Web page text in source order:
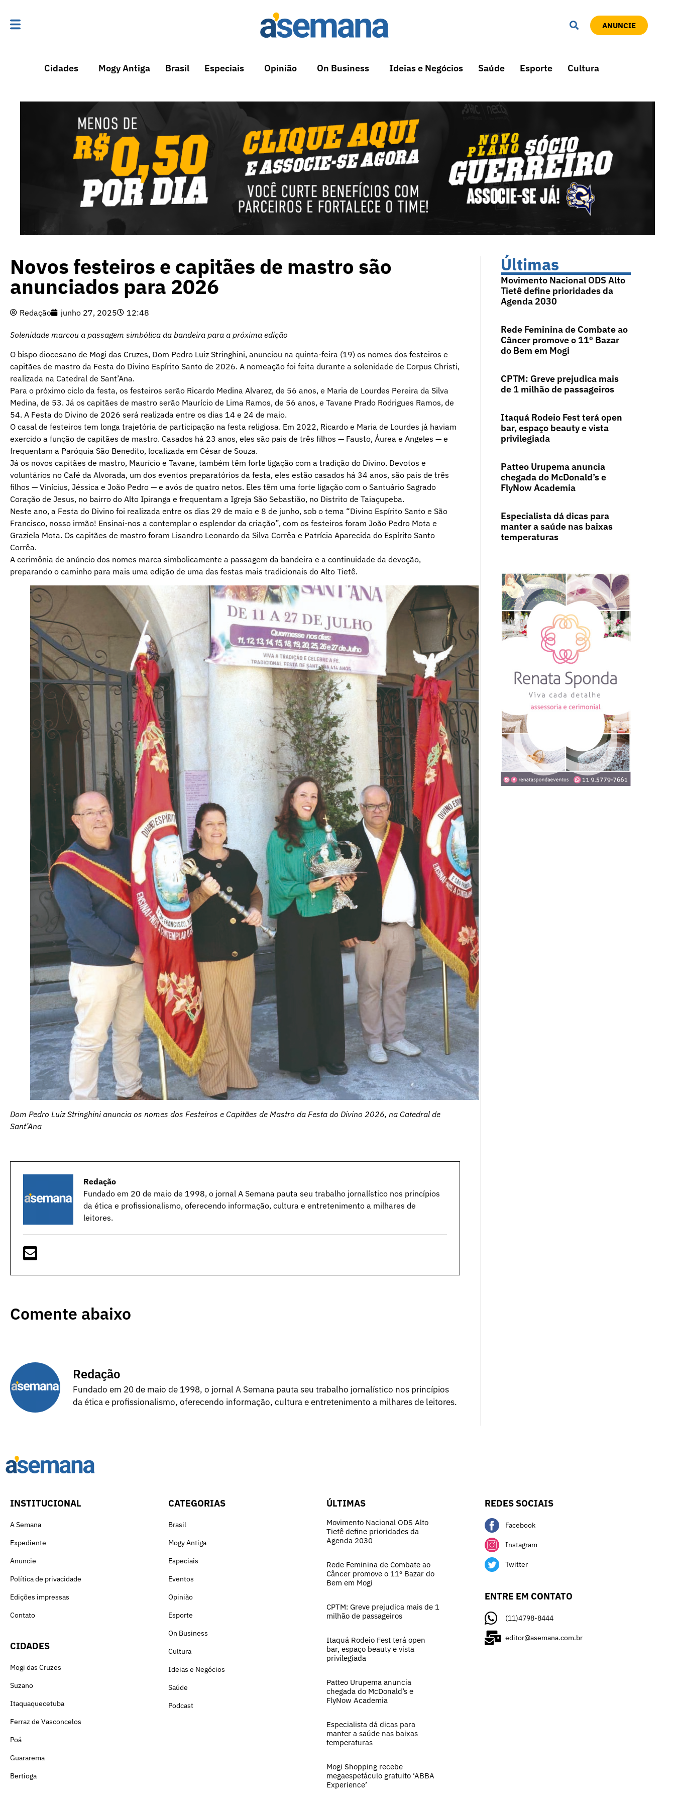
ANUNCIE
Cidades Mogy Antiga Brasil Especiais Opinião On Business Ideias e Negócios Saúde Esporte Cultura
Novos festeiros e capitães de mastro são
anunciados para 2026
Redação junho 27, 2025 12:48
Solenidade marcou a passagem simbólica da bandeira para a próxima edição
O bispo diocesano de Mogi das Cruzes, Dom Pedro Luiz Stringhini, anunciou na quinta-feira (19) os nomes dos festeiros e
capitães de mastro da Festa do Divino Espírito Santo de 2026. A nomeação foi feita durante a solenidade de Corpus Christi,
realizada na Catedral de Sant’Ana.
Para o próximo ciclo da festa, os festeiros serão Ricardo Medina Alvarez, de 56 anos, e Maria de Lourdes Pereira da Silva
Medina, de 53. Já os capitães de mastro serão Maurício de Lima Ramos, de 56 anos, e Tavane Prado Rodrigues Ramos, de
54. A Festa do Divino de 2026 será realizada entre os dias 14 e 24 de maio.
O casal de festeiros tem longa trajetória de participação na festa religiosa. Em 2022, Ricardo e Maria de Lourdes já haviam
exercido a função de capitães de mastro. Casados há 23 anos, eles são pais de três filhos — Fausto, Áurea e Angeles — e
frequentam a Paróquia São Benedito, localizada em César de Souza.
Já os novos capitães de mastro, Maurício e Tavane, também têm forte ligação com a tradição do Divino. Devotos e
voluntários no Café da Alvorada, um dos eventos preparatórios da festa, eles estão casados há 34 anos, são pais de três
filhos — Vinícius, Jéssica e João Pedro — e avós de quatro netos. Eles têm uma forte ligação com o Santuário Sagrado
Coração de Jesus, no bairro do Alto Ipiranga e frequentam a Igreja São Sebastião, no Distrito de Taiaçupeba.
Neste ano, a Festa do Divino foi realizada entre os dias 29 de maio e 8 de junho, sob o tema “Divino Espírito Santo e São
Francisco, nosso irmão! Ensinai-nos a contemplar o esplendor da criação”, com os festeiros foram João Pedro Mota e
Graziela Mota. Os capitães de mastro foram Lisandro Leonardo da Silva Corrêa e Patrícia Aparecida do Espírito Santo
Corrêa.
A cerimônia de anúncio dos nomes marca simbolicamente a passagem da bandeira e a continuidade da devoção,
preparando o caminho para mais uma edição de uma das festas mais tradicionais do Alto Tietê.
Dom Pedro Luiz Stringhini anuncia os nomes dos Festeiros e Capitães de Mastro da Festa do Divino 2026, na Catedral de
Sant’Ana
Redação
Fundado em 20 de maio de 1998, o jornal A Semana pauta seu trabalho jornalístico nos princípios
da ética e profissionalismo, oferecendo informação, cultura e entretenimento a milhares de
leitores.
Comente abaixo
Redação
Fundado em 20 de maio de 1998, o jornal A Semana pauta seu trabalho jornalístico nos princípios
da ética e profissionalismo, oferecendo informação, cultura e entretenimento a milhares de leitores.
Últimas
Movimento Nacional ODS Alto
Tietê define prioridades da
Agenda 2030
Rede Feminina de Combate ao
Câncer promove o 11º Bazar
do Bem em Mogi
CPTM: Greve prejudica mais
de 1 milhão de passageiros
Itaquá Rodeio Fest terá open
bar, espaço beauty e vista
privilegiada
Patteo Urupema anuncia
chegada do McDonald’s e
FlyNow Academia
Especialista dá dicas para
manter a saúde nas baixas
temperaturas
INSTITUCIONAL
A Semana
Expediente
Anuncie
Política de privacidade
Edições impressas
Contato
CIDADES
Mogi das Cruzes
Suzano
Itaquaquecetuba
Ferraz de Vasconcelos
Poá
Guararema
Bertioga
CATEGORIAS
Brasil
Mogy Antiga
Especiais
Eventos
Opinião
Esporte
On Business
Cultura
Ideias e Negócios
Saúde
Podcast
ÚLTIMAS
Movimento Nacional ODS Alto
Tietê define prioridades da
Agenda 2030
Rede Feminina de Combate ao
Câncer promove o 11º Bazar do
Bem em Mogi
CPTM: Greve prejudica mais de 1
milhão de passageiros
Itaquá Rodeio Fest terá open
bar, espaço beauty e vista
privilegiada
Patteo Urupema anuncia
chegada do McDonald’s e
FlyNow Academia
Especialista dá dicas para
manter a saúde nas baixas
temperaturas
Mogi Shopping recebe
megaespetáculo gratuito ‘ABBA
Experience’
REDES SOCIAIS
Facebook
Instagram
Twitter
ENTRE EM CONTATO
(11)4798-8444
editor@asemana.com.br